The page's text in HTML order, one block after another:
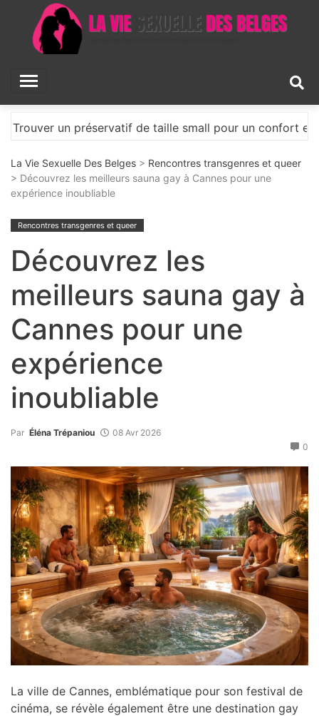
content
La Vie Sexuelle Des
Belges
small pour un confort et une sécurité accrus
La Vie Sexuelle Des Belges > Rencontres transgenres et queer
> Découvrez les meilleurs sauna gay à Cannes pour une
expérience inoubliable
Rencontres transgenres et queer
Découvrez les
meilleurs sauna gay à
Cannes pour une
expérience
inoubliable
Par Éléna Trépaniou
08 Avr 2026
0
La ville de Cannes, emblématique pour son festival de
cinéma, se révèle également être une destination gay